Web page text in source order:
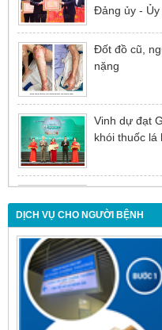
Đảng ủy - Ủy
Đốt đồ cũ,
nặng
Vinh dự đạt
khói thuốc lá
chậm trễ
Nội soi mật
cho người
DỊCH VỤ CHO NGƯỜI BỆNH